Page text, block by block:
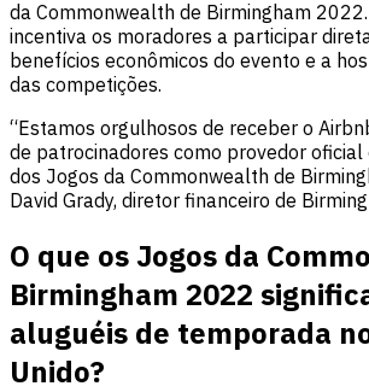
da Commonwealth de Birmingham
incentiva os moradores a participar
benefícios econômicos do evento e a
das competições.
“Estamos orgulhosos de receber o
de patrocinadores como provedor oficial
dos Jogos da Commonwealth de
David Grady, diretor financeiro de
O que os Jogos da
Birmingham 2022
aluguéis de temporada
Unido?